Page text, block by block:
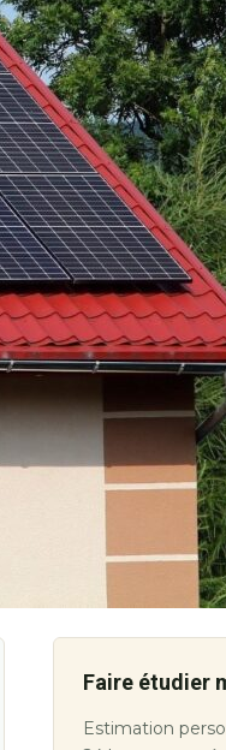
Faire étudier
Estimation